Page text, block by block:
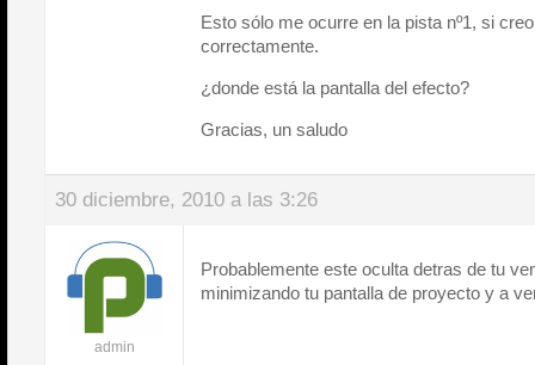
Esto sólo me ocurre en la pista nº1, si
correctamente.
¿donde está la pantalla del efecto?
Gracias, un saludo
30 diciembre, 2010 a las 3:26
admin
Probablemente este oculta detras de tu
minimizando tu pantalla de proyecto y a